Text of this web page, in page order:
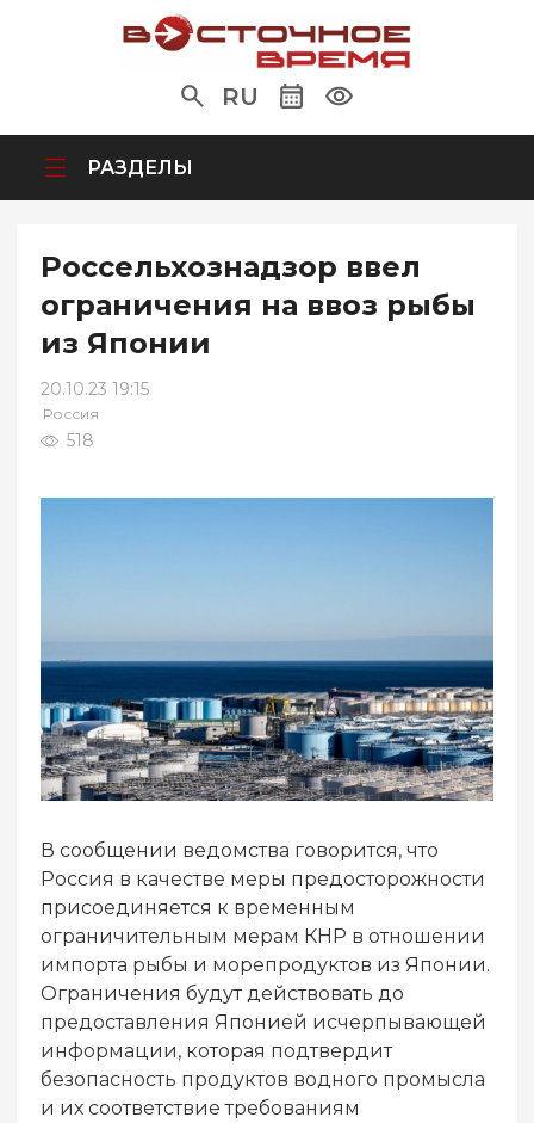
RU
РАЗДЕЛЫ
Россельхознадзор ввел
ограничения на ввоз рыбы
из Японии
20.10.23 19:15
Россия
518
В сообщении ведомства говорится, что
Россия в качестве меры предосторожности
присоединяется к временным
ограничительным мерам КНР в отношении
импорта рыбы и морепродуктов из Японии.
Ограничения будут действовать до
предоставления Японией исчерпывающей
информации, которая подтвердит
безопасность продуктов водного промысла
и их соответствие требованиям